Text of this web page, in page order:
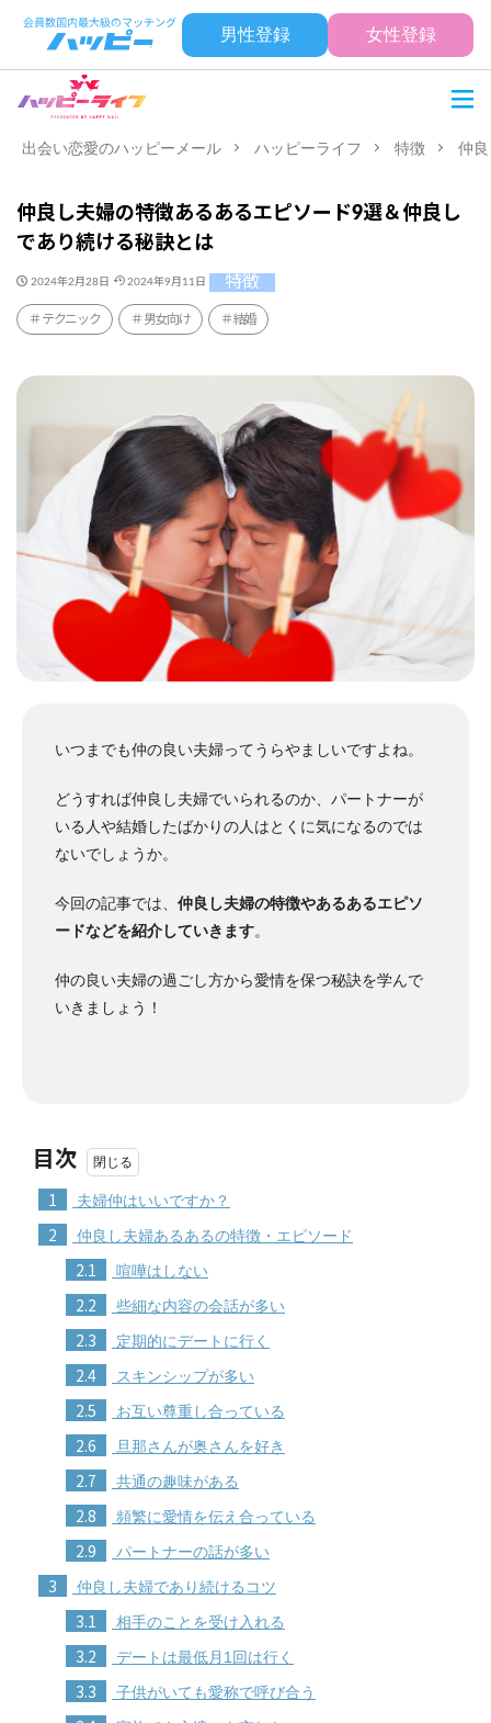
男性登録 女性登録
出会い恋愛のハッピーメール ハッピーライフ 特徴 仲
仲良し夫婦の特徴あるあるエピソード9選＆仲良し
であり続ける秘訣とは
2024年2月28日 2024年9月11日 特徴
テクニック 男女向け 結婚
いつまでも仲の良い夫婦ってうらやましいですよね。
どうすれば仲良し夫婦でいられるのか、パートナーが
いる人や結婚したばかりの人はとくに気になるのでは
ないでしょうか。
今回の記事では、 仲良し夫婦の特徴やあるあるエピソ
ードなどを紹介していきます。
仲の良い夫婦の過ごし方から愛情を保つ秘訣を学んで
いきましょう！
目次
1 夫婦仲はいいですか？
2 仲良し夫婦あるあるの特徴・エピソード
2.1 喧嘩はしない
2.2 些細な内容の会話が多い
2.3 定期的にデートに行く
2.4 スキンシップが多い
2.5 お互い尊重し合っている
2.6 旦那さんが奥さんを好き
2.7 共通の趣味がある
2.8 頻繁に愛情を伝え合っている
2.9 パートナーの話が多い
3 仲良し夫婦であり続けるコツ
3.1 相手のことを受け入れる
3.2 デートは最低月1回は行く
3.3 子供がいても愛称で呼び合う